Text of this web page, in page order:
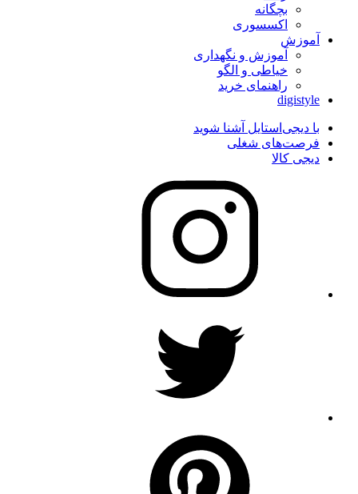
بچگانه
اکسسوری
آموزش
آموزش و نگهداری
خیاطی و الگو
راهنمای خرید
digistyle
با دیجی‌استایل آشنا شوید
فرصت‌های شغلی
دیجی کالا